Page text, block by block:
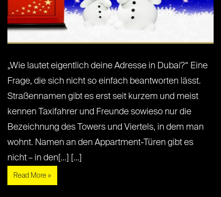
„Wie lautet eigentlich deine Adresse in Dubai?“ Eine
Frage, die sich nicht so einfach beantworten lässt.
Straßennamen gibt es erst seit kurzem und meist
kennen Taxifahrer und Freunde sowieso nur die
Bezeichnung des Towers und Viertels, in dem man
wohnt. Namen an den Appartment-Türen gibt es
nicht – in den[...] [...]
Read More »